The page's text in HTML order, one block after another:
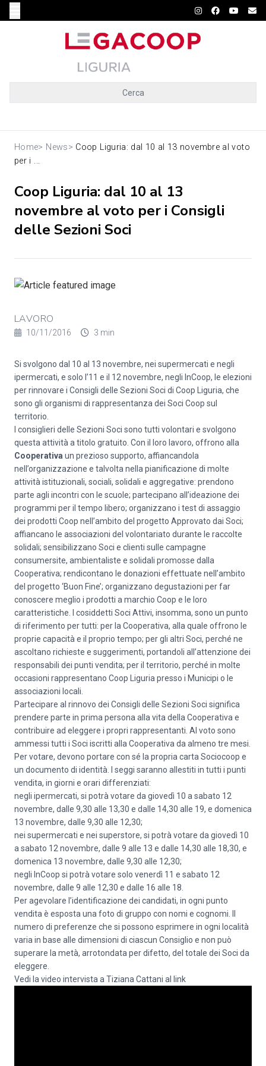
Cerca
Home> News> Coop Liguria: dal 10 al 13 novembre al voto
per i ...
Coop Liguria: dal 10 al 13
novembre al voto per i Consigli
delle Sezioni Soci
LAVORO
10/11/2016 3 min
Si svolgono dal 10 al 13 novembre, nei supermercati e negli
ipermercati, e solo l’11 e il 12 novembre, negli InCoop, le elezioni
per rinnovare i Consigli delle Sezioni Soci di Coop Liguria, che
sono gli organismi di rappresentanza dei Soci Coop sul
territorio.
I consiglieri delle Sezioni Soci sono tutti volontari e svolgono
questa attività a titolo gratuito. Con il loro lavoro, offrono alla
Cooperativa un prezioso supporto, affiancandola
nell’organizzazione e talvolta nella pianificazione di molte
attività istituzionali, sociali, solidali e aggregative: prendono
parte agli incontri con le scuole; partecipano all’ideazione dei
programmi per il tempo libero; organizzano i test di assaggio
dei prodotti Coop nell’ambito del progetto Approvato dai Soci;
affiancano le associazioni del volontariato durante le raccolte
solidali; sensibilizzano Soci e clienti sulle campagne
consumersite, ambientaliste e solidali promosse dalla
Cooperativa; rendicontano le donazioni effettuate nell’ambito
del progetto ‘Buon Fine’; organizzano degustazioni per far
conoscere meglio i prodotti a marchio Coop e le loro
caratteristiche. I cosiddetti Soci Attivi, insomma, sono un punto
di riferimento per tutti: per la Cooperativa, alla quale offrono le
proprie capacità e il proprio tempo; per gli altri Soci, perché ne
ascoltano richieste e suggerimenti, portandoli all’attenzione dei
responsabili dei punti vendita; per il territorio, perché in molte
occasioni rappresentano Coop Liguria presso i Municipi o le
associazioni locali.
Partecipare al rinnovo dei Consigli delle Sezioni Soci significa
prendere parte in prima persona alla vita della Cooperativa e
contribuire ad eleggere i propri rappresentanti. Al voto sono
ammessi tutti i Soci iscritti alla Cooperativa da almeno tre mesi.
Per votare, devono portare con sé la propria carta Sociocoop e
un documento di identità. I seggi saranno allestiti in tutti i punti
vendita, in giorni e orari differenziati:
negli ipermercati, si potrà votare da giovedì 10 a sabato 12
novembre, dalle 9,30 alle 13,30 e dalle 14,30 alle 19, e domenica
13 novembre, dalle 9,30 alle 12,30;
nei supermercati e nei superstore, si potrà votare da giovedì 10
a sabato 12 novembre, dalle 9 alle 13 e dalle 14,30 alle 18,30, e
domenica 13 novembre, dalle 9,30 alle 12,30;
negli InCoop si potrà votare solo venerdì 11 e sabato 12
novembre, dalle 9 alle 12,30 e dalle 16 alle 18.
Per agevolare l’identificazione dei candidati, in ogni punto
vendita è esposta una foto di gruppo con nomi e cognomi. Il
numero di preferenze che si possono esprimere in ogni località
varia in base alle dimensioni di ciascun Consiglio e non può
superare la metà, arrotondata per difetto, del totale dei Soci da
eleggere.
Vedi la video intervista a Tiziana Cattani al link